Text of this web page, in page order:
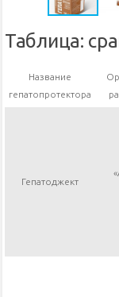
Таблица:
Название
гепатопротектора
Гепатоджект